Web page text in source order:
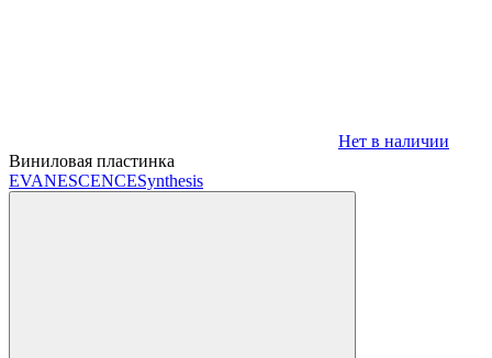
Нет в наличии
Виниловая пластинка
EVANESCENCESynthesis